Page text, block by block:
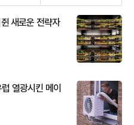
새로운 전략자
열광시킨 메이